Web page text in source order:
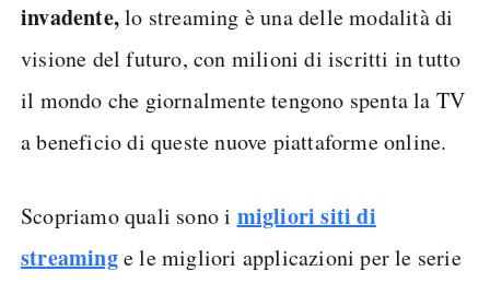
invadente,lo streaming è una delle modalità di
visione del futuro, con milioni di iscritti in tutto
il mondo che giornalmente tengono spenta la TV
a beneficio di queste nuove piattaforme online.
Scopriamo quali sono i migliori siti di
streaminge le migliori applicazioni per le serie